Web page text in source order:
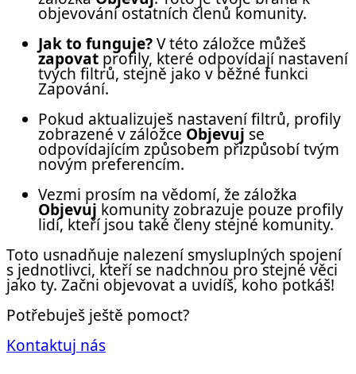
objevování ostatních členů komunity.
Jak to funguje?V této záložce můžeš
zapovat profily, které odpovídají nastavení
tvých filtrů, stejně jako v běžné funkci
Zapování.
Pokud aktualizuješ nastavení filtrů, profily
zobrazené v záložce Objevuj se
odpovídajícím způsobem přizpůsobí tvým
novým preferencím.
Vezmi prosím na vědomí, že záložka
Objevuj komunity zobrazuje pouze profily
lidí, kteří jsou také členy stejné komunity.
Toto usnadňuje nalezení smysluplných spojení
s jednotlivci, kteří se nadchnou pro stejné věci
jako ty. Začni objevovat a uvidíš, koho potkáš!
Potřebuješ ještě pomoct?
Kontaktuj nás